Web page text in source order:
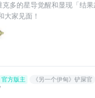
多的星导觉醒和显现「结
大家见面！
游戏进行停机维护，维护安排
游戏，若有其他追加的消息，
会强制把所有仍旧在线上的
官方版主
《另一个伊甸》铲屎官